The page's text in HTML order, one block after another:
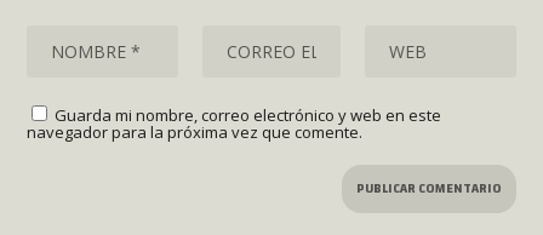
Guarda mi nombre, correo electrónico y web en este
navegador para la próxima vez que comente.